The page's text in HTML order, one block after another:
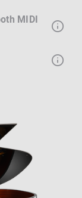
MIDI